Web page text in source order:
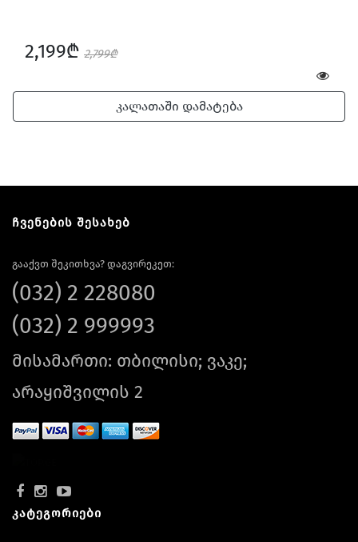
2,199₾ 2,799₾
კალათაში დამატება
ჩვენების შესახებ
გააქვთ შეკითხვა? დაგვირეკეთ:
(032) 2 228080
(032) 2 999993
მისამართი: თბილისი; ვაკე;
არაყიშვილის 2
კატეგორიები